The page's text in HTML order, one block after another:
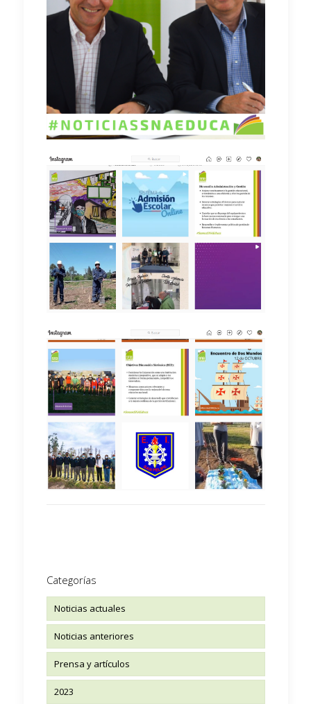
Categorías
Noticias actuales
Noticias anteriores
Prensa y artículos
2023